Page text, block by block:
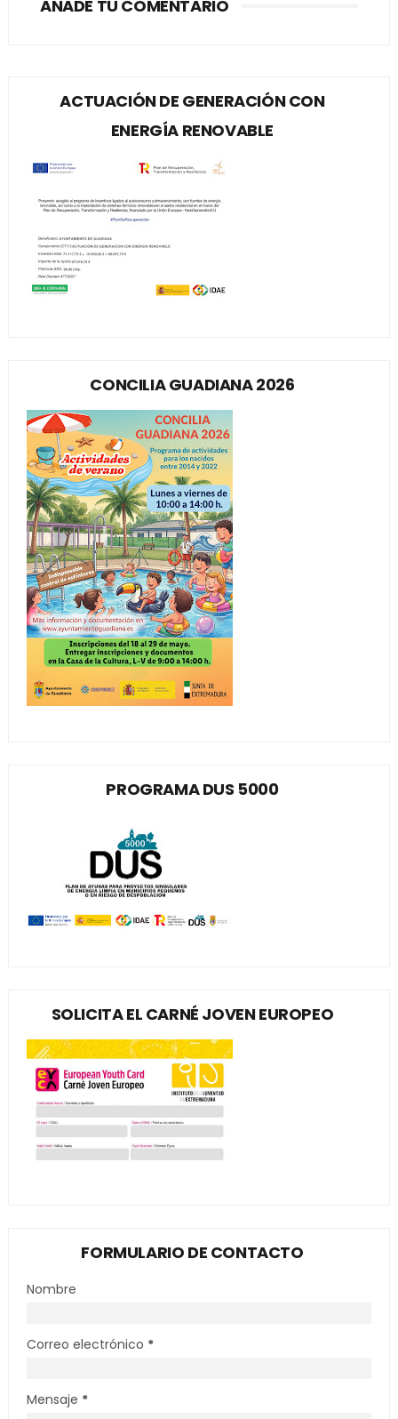
AÑADE TU COMENTARIO
ACTUACIÓN DE GENERACIÓN CON
ENERGÍA RENOVABLE
CONCILIA GUADIANA 2026
PROGRAMA DUS 5000
SOLICITA EL CARNÉ JOVEN EUROPEO
FORMULARIO DE CONTACTO
Nombre
Correo electrónico *
Mensaje *